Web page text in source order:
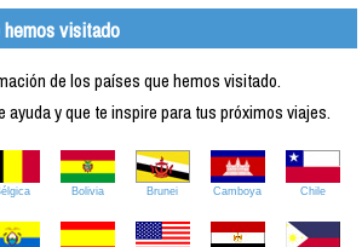
visitado
de los países que hemos visitado.
ayuda y que te inspire para tus próximos viajes.
Bolivia Brunei Camboya Chile